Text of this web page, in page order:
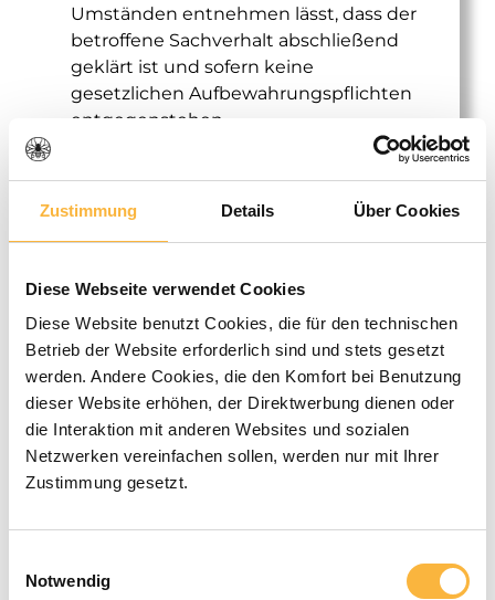
Zustimmung Details Über Cookies
Diese Webseite verwendet Cookies
Diese Website benutzt Cookies, die für den technischen
Betrieb der Website erforderlich sind und stets gesetzt
werden. Andere Cookies, die den Komfort bei Benutzung
dieser Website erhöhen, der Direktwerbung dienen oder
die Interaktion mit anderen Websites und sozialen
Netzwerken vereinfachen sollen, werden nur mit Ihrer
Zustimmung gesetzt.
Notwendig
Umständen entnehmen lässt, dass der
betroffene Sachverhalt abschließend
geklärt ist und sofern keine
gesetzlichen Aufbewahrungspflichten
entgegenstehen.
6) Nutzung von
Kundendaten zur
Campaign.Plus
Der Versand unserer E-Mail-Newsletter
erfolgt über diesen Anbieter:
Campaign.Plus GmbH, Schulgasse 5,
84359 Simbach am Inn, Deutschland
Marketing geben wir Ihre bei der